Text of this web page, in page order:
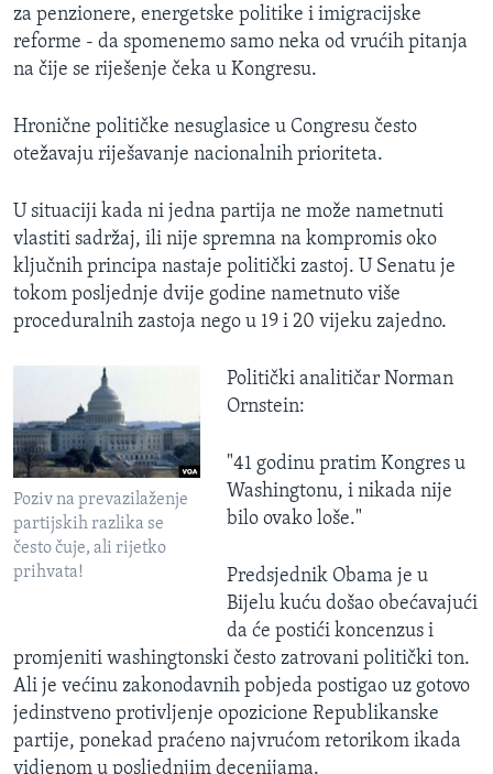
za penzionere, energetske politike i imigracijske
reforme - da spomenemo samo neka od vrućih pitanja
na čije se riješenje čeka u Kongresu.
Hronične političke nesuglasice u Congresu često
otežavaju riješavanje nacionalnih prioriteta.
U situaciji kada ni jedna partija ne može nametnuti
vlastiti sadržaj, ili nije spremna na kompromis oko
ključnih principa nastaje politički zastoj. U Senatu je
tokom posljednje dvije godine nametnuto više
proceduralnih zastoja nego u 19 i 20 vijeku zajedno.
Poziv na prevazilaženje
partijskih razlika se
često čuje, ali rijetko
prihvata!
Politički analitičar Norman
Ornstein:
"41 godinu pratim Kongres u
Washingtonu, i nikada nije
bilo ovako loše."
Predsjednik Obama je u
Bijelu kuću došao obećavajući
da će postići koncenzus i
promjeniti washingtonski često zatrovani politički ton.
Ali je većinu zakonodavnih pobjeda postigao uz gotovo
jedinstveno protivljenje opozicione Republikanske
partije, ponekad praćeno najvrućom retorikom ikada
vidjenom u posljednjim decenijama.